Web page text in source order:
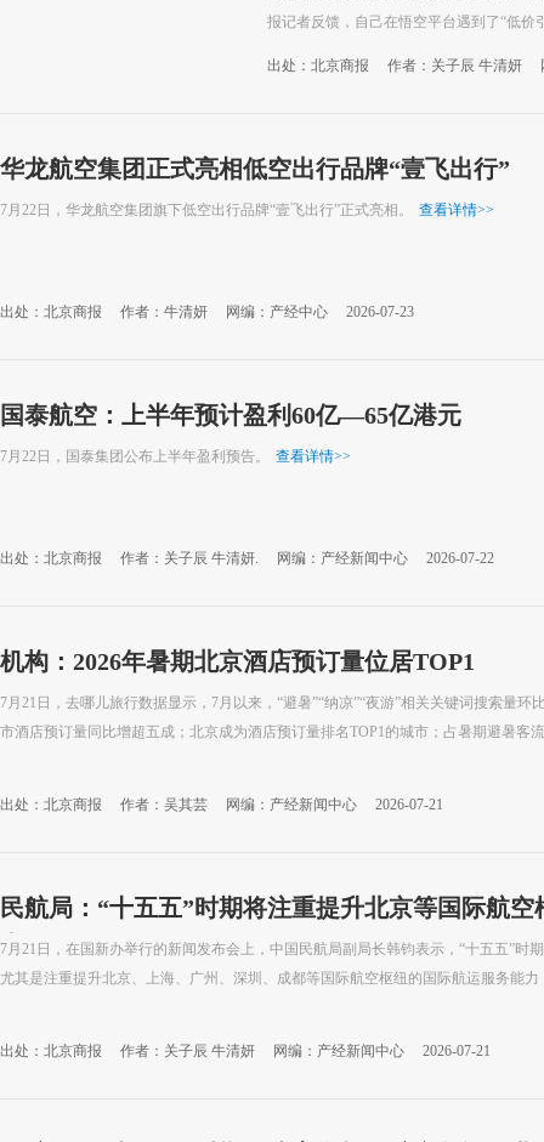
报记者反馈，自己在悟空平台遇到了“低价
出处：北京商报 作者：关子辰 牛清妍
华龙航空集团正式亮相低空出行品牌“壹飞出行”
7月22日，华龙航空集团旗下低空出行品牌“壹飞出行”正式亮相。 查看详情>>
出处：北京商报 作者：牛清妍 网编：产经中心 2026-07-23
国泰航空：上半年预计盈利60亿—65亿港元
7月22日，国泰集团公布上半年盈利预告。 查看详情>>
出处：北京商报 作者：关子辰 牛清妍. 网编：产经新闻中心 2026-07-22
机构：2026年暑期北京酒店预订量位居TOP1
7月21日，去哪儿旅行数据显示，7月以来，“避暑”“纳凉”“夜游”相关关键词搜索量环
市酒店预订量同比增超五成；北京成为酒店预订量排名TOP1的城市；占暑期避暑客
出处：北京商报 作者：吴其芸 网编：产经新闻中心 2026-07-21
民航局：“十五五”时期将注重提升北京等国际航
力
7月21日，在国新办举行的新闻发布会上，中国民航局副局长韩钧表示，“十五五”时
尤其是注重提升北京、上海、广州、深圳、成都等国际航空枢纽的国际航运服务能力
出处：北京商报 作者：关子辰 牛清妍 网编：产经新闻中心 2026-07-21